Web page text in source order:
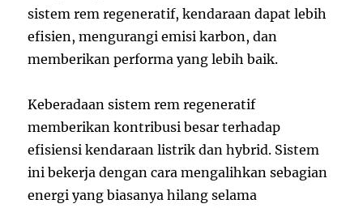
sistem rem regeneratif, kendaraan dapat lebih
efisien, mengurangi emisi karbon, dan
memberikan performa yang lebih baik.
Keberadaan sistem rem regeneratif
memberikan kontribusi besar terhadap
efisiensi kendaraan listrik dan hybrid. Sistem
ini bekerja dengan cara mengalihkan sebagian
energi yang biasanya hilang selama